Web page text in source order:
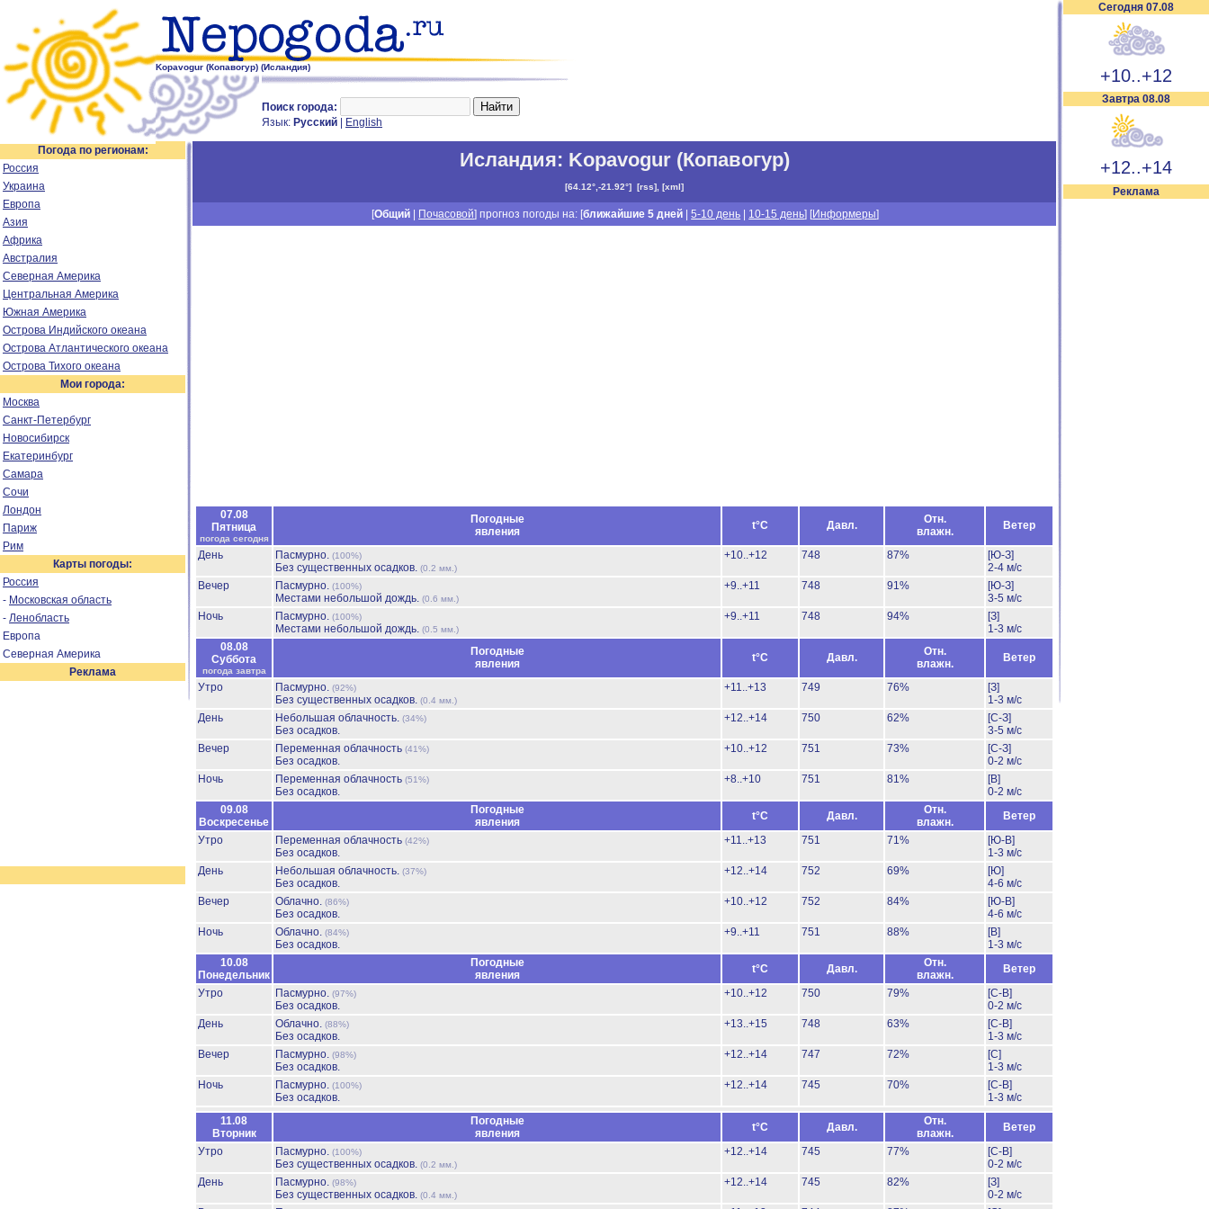
Kopavogur (Копавогур) (Исландия)
Поиск города:
Язык: Русский English
Сегодня 07.08
+10..+12
Завтра 08.08
+12..+14
Реклама
Погода по регионам:
Россия
Украина
Европа
Азия
Африка
Австралия
Северная Америка
Центральная Америка
Южная Америка
Острова Индийского океана
Острова Атлантического океана
Острова Тихого океана
Мои города:
Москва
Санкт-Петербург
Новосибирск
Екатеринбург
Самара
Сочи
Лондон
Париж
Рим
Карты погоды:
Россия
- Московская область
- Ленобласть
Европа
Северная Америка
Реклама
Исландия: Kopavogur (Копавогур)
[64.12°,-21.92°] [rss], [xml]
[Общий Почасовой] прогноз погоды на: [ближайшие 5 дней |5-10 день 10-15 день] [Информеры]
07.08
Пятница
погода сегодня
Погодные
явления
t°C Давл.
Отн.
влажн.
Ветер
День Пасмурно. (100%)
Без существенных осадков. (0.2 мм.)
+10..+12 748 87%
[Ю-З]
2-4 м/с
Вечер
Пасмурно. (100%)
Местами небольшой дождь. (0.6 мм.)
+9..+11 748 91%
[Ю-З]
3-5 м/с
Ночь
Пасмурно. (100%)
Местами небольшой дождь. (0.5 мм.)
+9..+11 748 94%
[З]
1-3 м/с
08.08
Суббота
погода завтра
Погодные
явления
t°C Давл.
Отн.
влажн.
Ветер
Утро Пасмурно. (92%)
Без существенных осадков. (0.4 мм.)
+11..+13 749 76%
[З]
1-3 м/с
День
Небольшая облачность. (34%)
Без осадков.
+12..+14 750 62%
[С-З]
3-5 м/с
Вечер
Переменная облачность (41%)
Без осадков.
+10..+12 751 73%
[С-З]
0-2 м/с
Ночь
Переменная облачность (51%)
Без осадков.
+8..+10 751 81%
[В]
0-2 м/с
09.08
Воскресенье
Погодные
явления
t°C Давл.
Отн.
влажн.
Ветер
Утро
Переменная облачность (42%)
Без осадков.
+11..+13 751 71%
[Ю-В]
1-3 м/с
День
Небольшая облачность. (37%)
Без осадков.
+12..+14 752 69%
[Ю]
4-6 м/с
Вечер
Облачно. (86%)
Без осадков.
+10..+12 752 84%
[Ю-В]
4-6 м/с
Ночь
Облачно. (84%)
Без осадков.
+9..+11 751 88%
[В]
1-3 м/с
10.08
Понедельник
Погодные
явления
t°C Давл.
Отн.
влажн.
Ветер
Утро
Пасмурно. (97%)
Без осадков.
+10..+12 750 79%
[С-В]
0-2 м/с
День
Облачно. (88%)
Без осадков.
+13..+15 748 63%
[С-В]
1-3 м/с
Вечер
Пасмурно. (98%)
Без осадков.
+12..+14 747 72%
[С]
1-3 м/с
Ночь
Пасмурно. (100%)
Без осадков.
+12..+14 745 70%
[С-В]
1-3 м/с
11.08
Вторник
Погодные
явления
t°C Давл.
Отн.
влажн.
Ветер
Утро
Пасмурно. (100%)
Без существенных осадков. (0.2 мм.)
+12..+14 745 77%
[С-В]
0-2 м/с
День
Пасмурно. (98%)
Без существенных осадков. (0.4 мм.)
+12..+14 745 82%
[З]
0-2 м/с